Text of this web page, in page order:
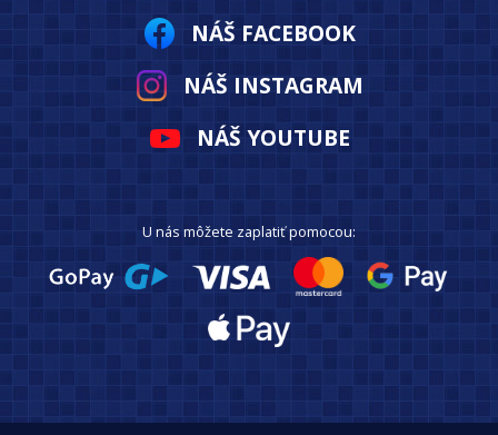
NÁŠ FACEBOOK
NÁŠ INSTAGRAM
NÁŠ YOUTUBE
U nás môžete zaplatiť pomocou: